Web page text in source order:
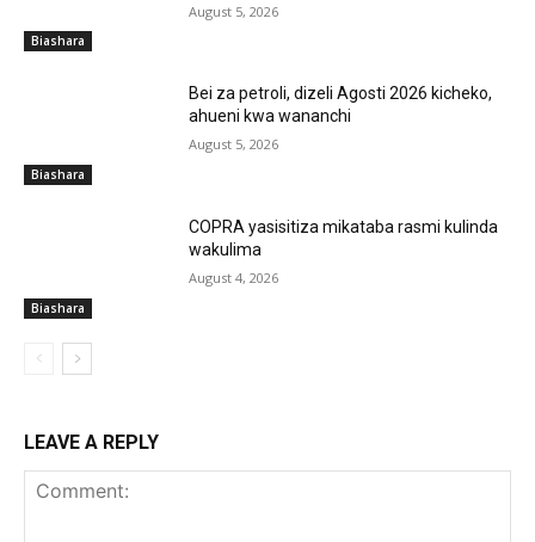
Biashara
August 5, 2026
Biashara
‎Bei za petroli, dizeli Agosti 2026 kicheko,
ahueni kwa wananchi
August 5, 2026
Biashara
COPRA yasisitiza mikataba rasmi kulinda
wakulima
August 4, 2026
LEAVE A REPLY